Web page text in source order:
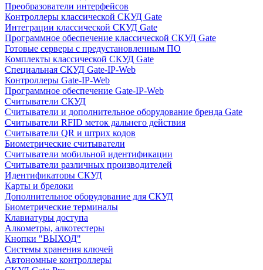
Преобразователи интерфейсов
Контроллеры классической СКУД Gate
Интеграции классической СКУД Gate
Программное обеспечение классической СКУД Gate
Готовые серверы с предустановленным ПО
Комплекты классической СКУД Gate
Специальная СКУД Gate-IP-Web
Контроллеры Gate-IP-Web
Программное обеспечение Gate-IP-Web
Считыватели СКУД
Считыватели и дополнительное оборудование бренда Gate
Считыватели RFID меток дальнего действия
Считыватели QR и штрих кодов
Биометрические считыватели
Считыватели мобильной идентификации
Считыватели различных производителей
Идентификаторы СКУД
Карты и брелоки
Дополнительное оборудование для СКУД
Биометрические терминалы
Клавиатуры доступа
Алкометры, алкотестеры
Кнопки "ВЫХОД"
Системы хранения ключей
Автономные контроллеры